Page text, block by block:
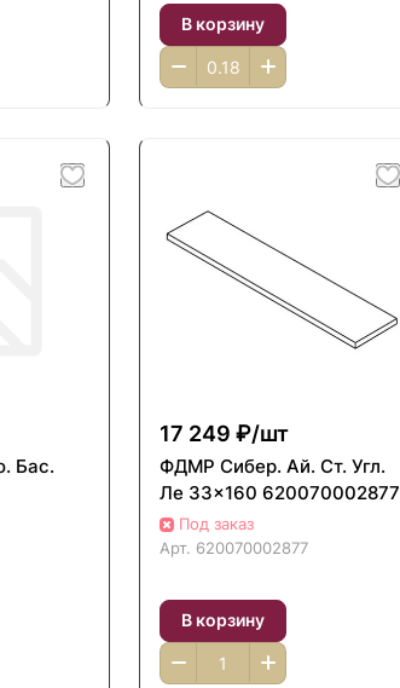
В корзину
Бас.
17 249 ₽/шт
ФДМP Сибер. Ай. Ст. Угл.
Ле 33x160 620070002877
Под заказ
Арт. 620070002877
В корзину